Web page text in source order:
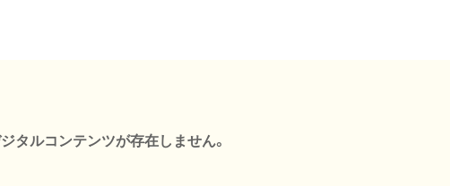
タルコンテンツが存在しません。